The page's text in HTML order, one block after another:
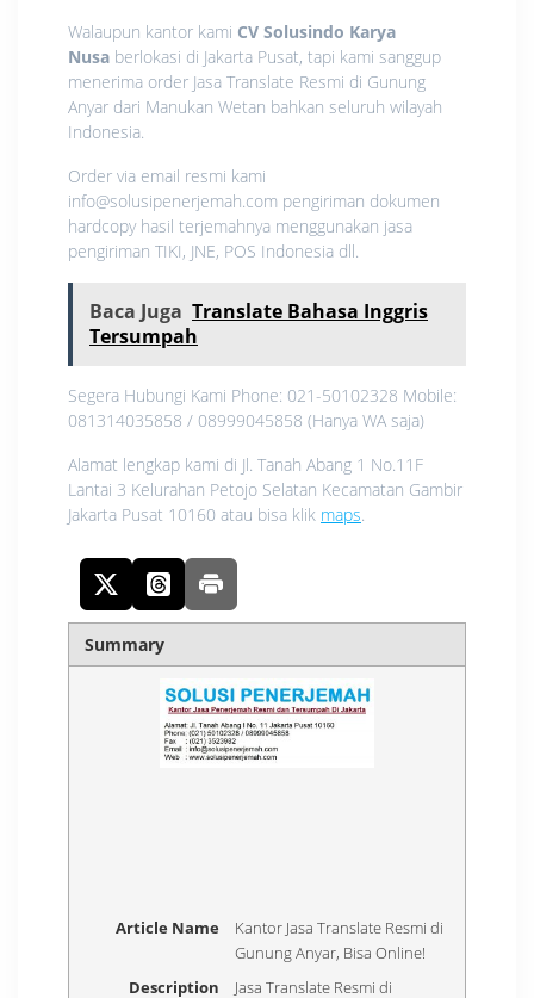
Walaupun kantor kami CV Solusindo Karya
Nusa berlokasi di Jakarta Pusat, tapi kami sanggup
menerima order Jasa Translate Resmi di Gunung
Anyar dari Manukan Wetan bahkan seluruh wilayah
Indonesia.
Order via email resmi kami
info@solusipenerjemah.com pengiriman dokumen
hardcopy hasil terjemahnya menggunakan jasa
pengiriman TIKI, JNE, POS Indonesia dll.
Baca Juga Translate Bahasa Inggris
Tersumpah
Segera Hubungi Kami Phone: 021-50102328 Mobile:
081314035858 / 08999045858 (Hanya WA saja)
Alamat lengkap kami di Jl. Tanah Abang 1 No.11F
Lantai 3 Kelurahan Petojo Selatan Kecamatan Gambir
Jakarta Pusat 10160 atau bisa klik maps.
Summary
Article Name
Kantor Jasa Translate Resmi di
Gunung Anyar, Bisa Online!
Description
Jasa Translate Resmi di